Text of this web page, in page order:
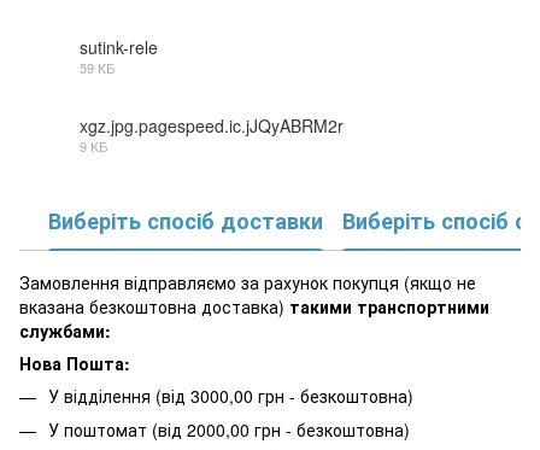
sutink-rele
59 КБ
xgz.jpg.pagespeed.ic.jJQyABRM2r
9 КБ
Виберіть спосіб доставки Виберіть спосіб
Замовлення відправляємо за рахунок покупця (якщо не
вказана безкоштовна доставка) такими транспортними
службами:
Нова Пошта:
У відділення (від 3000,00 грн - безкоштовна)
У поштомат (від 2000,00 грн - безкоштовна)